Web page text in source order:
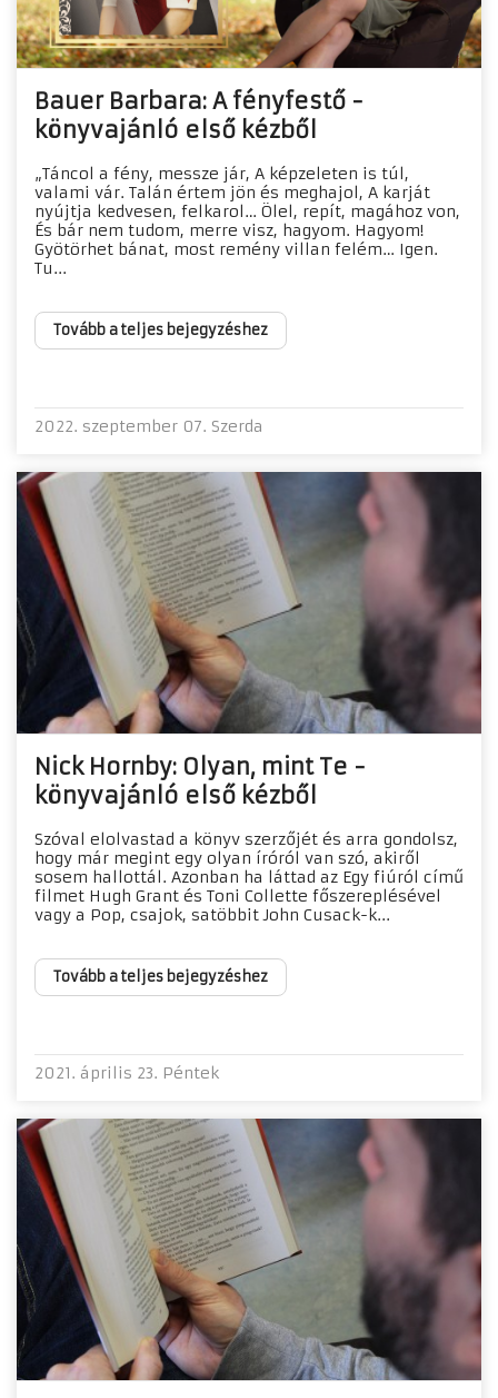
Bauer Barbara: A fényfestő -
könyvajánló első kézből
„Táncol a fény, messze jár, A képzeleten is túl,
valami vár. Talán értem jön és meghajol, A karját
nyújtja kedvesen, felkarol… Ölel, repít, magához von,
És bár nem tudom, merre visz, hagyom. Hagyom!
Gyötörhet bánat, most remény villan felém… Igen.
Tu...
Tovább a teljes bejegyzéshez
2022. szeptember 07. Szerda
Nick Hornby: Olyan, mint Te -
könyvajánló első kézből
Szóval elolvastad a könyv szerzőjét és arra gondolsz,
hogy már megint egy olyan íróról van szó, akiről
sosem hallottál. Azonban ha láttad az Egy fiúról című
filmet Hugh Grant és Toni Collette főszereplésével
vagy a Pop, csajok, satöbbit John Cusack-k...
Tovább a teljes bejegyzéshez
2021. április 23. Péntek